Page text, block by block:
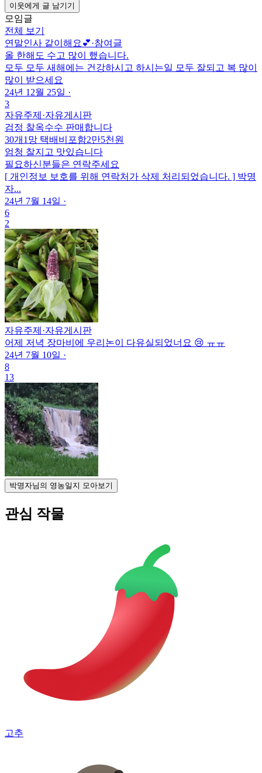
이웃에게 글 남기기
모임글
전체 보기
연말인사 같이해요💕·참여글
올 한해도 수고 많이 했습니다.
모두 모두 새해에는 건강하시고 하시는일 모두 잘되고 복 많이
많이 받으세요
24년 12월 25일 ·
3
자유주제 ·자유게시판
검정 찰옥수수 판매합니다
30개1망 택배비포함2만5천원
엄청 찰지고 맛있습니다
필요하신분들은 연락주세요
[ 개인정보 보호를 위해 연락처가 삭제 처리되었습니다. ] 박명
자...
24년 7월 14일 ·
6
2
자유주제 ·자유게시판
어제 저녁 장마비에 우리논이 다유실되었너요 😢 ㅠㅠ
24년 7월 10일 ·
8
13
박명자님의 영농일지 모아보기
관심 작물
고추